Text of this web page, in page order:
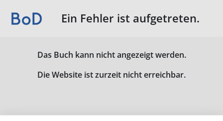
Ein Fehler ist aufgetreten.
Das Buch kann nicht angezeigt werden.
Die Website ist zurzeit nicht erreichbar.